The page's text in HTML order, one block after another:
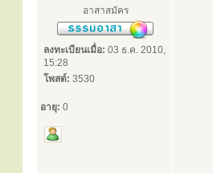
อาสาสมัคร
ลงทะเบียนเมื่อ: 03 ธ.ค. 2010,
15:28
โพสต์: 3530
อายุ: 0